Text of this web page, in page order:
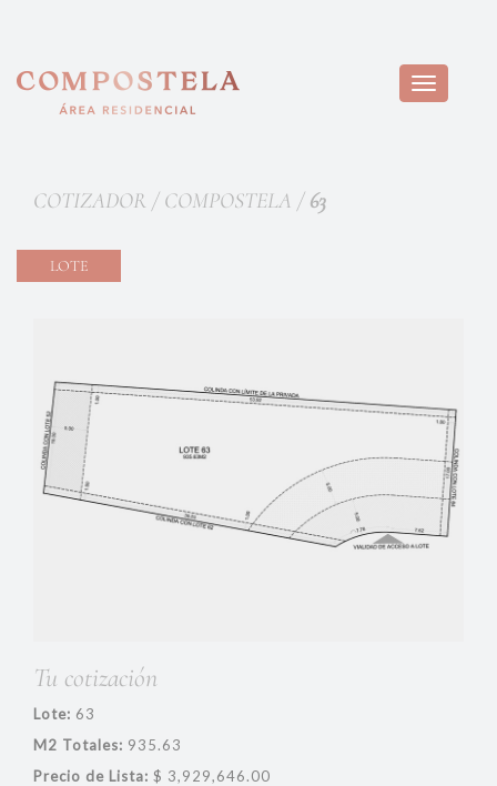
Toggle
navigation
COTIZADOR / COMPOSTELA / 63
LOTE
Tu cotización
Lote: 63
M2 Totales: 935.63
Precio de Lista: $ 3,929,646.00